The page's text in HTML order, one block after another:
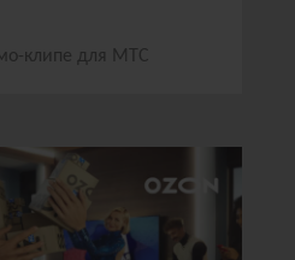
клипе для МТС